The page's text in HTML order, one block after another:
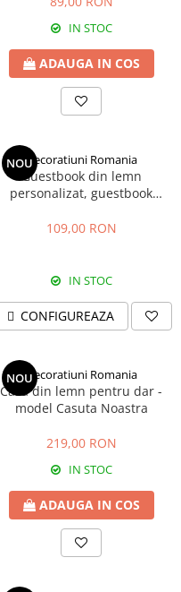
IN STOC
ADAUGA IN COS
NOUDecoratiuni Romania
Guestbook din lemn
personalizat, guestbook
flori si fluturi
109,00 RON
IN STOC
CONFIGUREAZA
NOUDecoratiuni Romania
Casa din lemn pentru dar -
model Casuta Noastra
219,00 RON
IN STOC
ADAUGA IN COS